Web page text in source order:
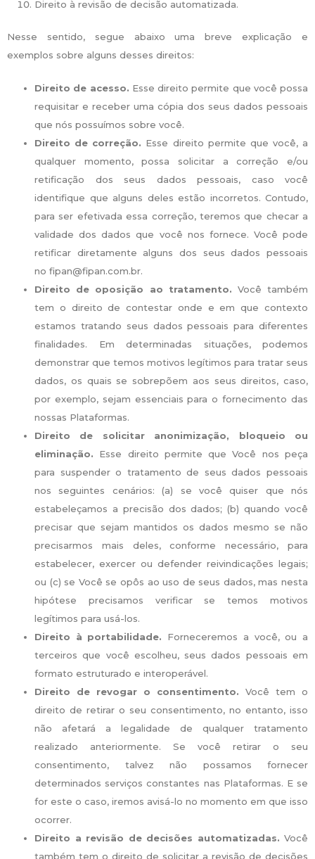
Direito à revisão de decisão automatizada.
Nesse sentido, segue abaixo uma breve explicação e
exemplos sobre alguns desses direitos:
Direito de acesso. Esse direito permite que você possa
requisitar e receber uma cópia dos seus dados pessoais
que nós possuímos sobre você.
Direito de correção. Esse direito permite que você, a
qualquer momento, possa solicitar a correção e/ou
retificação dos seus dados pessoais, caso você
identifique que alguns deles estão incorretos. Contudo,
para ser efetivada essa correção, teremos que checar a
validade dos dados que você nos fornece. Você pode
retificar diretamente alguns dos seus dados pessoais
no fipan@fipan.com.br.
Direito de oposição ao tratamento. Você também
tem o direito de contestar onde e em que contexto
estamos tratando seus dados pessoais para diferentes
finalidades. Em determinadas situações, podemos
demonstrar que temos motivos legítimos para tratar seus
dados, os quais se sobrepõem aos seus direitos, caso,
por exemplo, sejam essenciais para o fornecimento das
nossas Plataformas.
Direito de solicitar anonimização, bloqueio ou
eliminação. Esse direito permite que Você nos peça
para suspender o tratamento de seus dados pessoais
nos seguintes cenários: (a) se você quiser que nós
estabeleçamos a precisão dos dados; (b) quando você
precisar que sejam mantidos os dados mesmo se não
precisarmos mais deles, conforme necessário, para
estabelecer, exercer ou defender reivindicações legais;
ou (c) se Você se opôs ao uso de seus dados, mas nesta
hipótese precisamos verificar se temos motivos
legítimos para usá-los.
Direito à portabilidade. Forneceremos a você, ou a
terceiros que você escolheu, seus dados pessoais em
formato estruturado e interoperável.
Direito de revogar o consentimento. Você tem o
direito de retirar o seu consentimento, no entanto, isso
não afetará a legalidade de qualquer tratamento
realizado anteriormente. Se você retirar o seu
consentimento, talvez não possamos fornecer
determinados serviços constantes nas Plataformas. E se
for este o caso, iremos avisá-lo no momento em que isso
ocorrer.
Direito a revisão de decisões automatizadas. Você
também tem o direito de solicitar a revisão de decisões